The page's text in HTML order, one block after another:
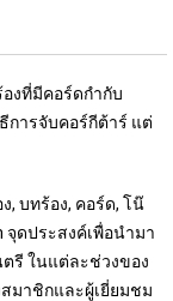
องที่มีคอร์ดกำกับ
การจับคอร์กีต้าร์ แต่
, บทร้อง, คอร์ด, โน๊
จุดประสงค์เพื่อนำมา
ตรี ในแต่ละช่วงของ
มาชิกและผู้เยี่ยมชม